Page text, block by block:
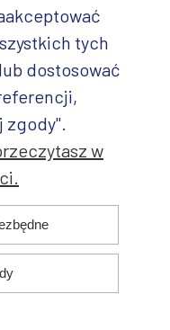
tych
dostosować
zgody".
w